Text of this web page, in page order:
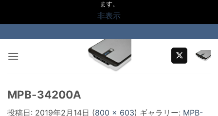
ます。
非表示
to
content
MPB-34200A
投稿日: 2019年2月14日 (800 × 603) ギャラリー: MPB-